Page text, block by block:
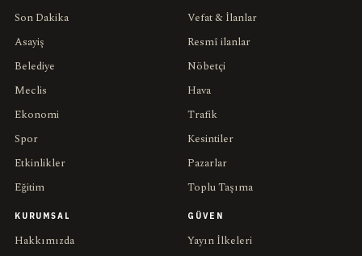
Son Dakika
Asayiş
Belediye
Meclis
Ekonomi
Spor
Etkinlikler
Eğitim
Vefat & İlanlar
Resmî ilanlar
Nöbetçi
Hava
Trafik
Kesintiler
Pazarlar
Toplu Taşıma
KURUMSAL
Hakkımızda
GÜVEN
Yayın İlkeleri